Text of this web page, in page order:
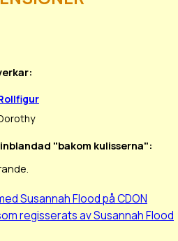
"bakom kulisserna":
Susannah Flood på CDON
regisserats av Susannah Flood